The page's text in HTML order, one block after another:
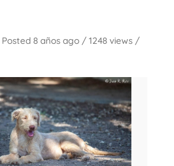
Posted 8 años ago/ 1248 views /